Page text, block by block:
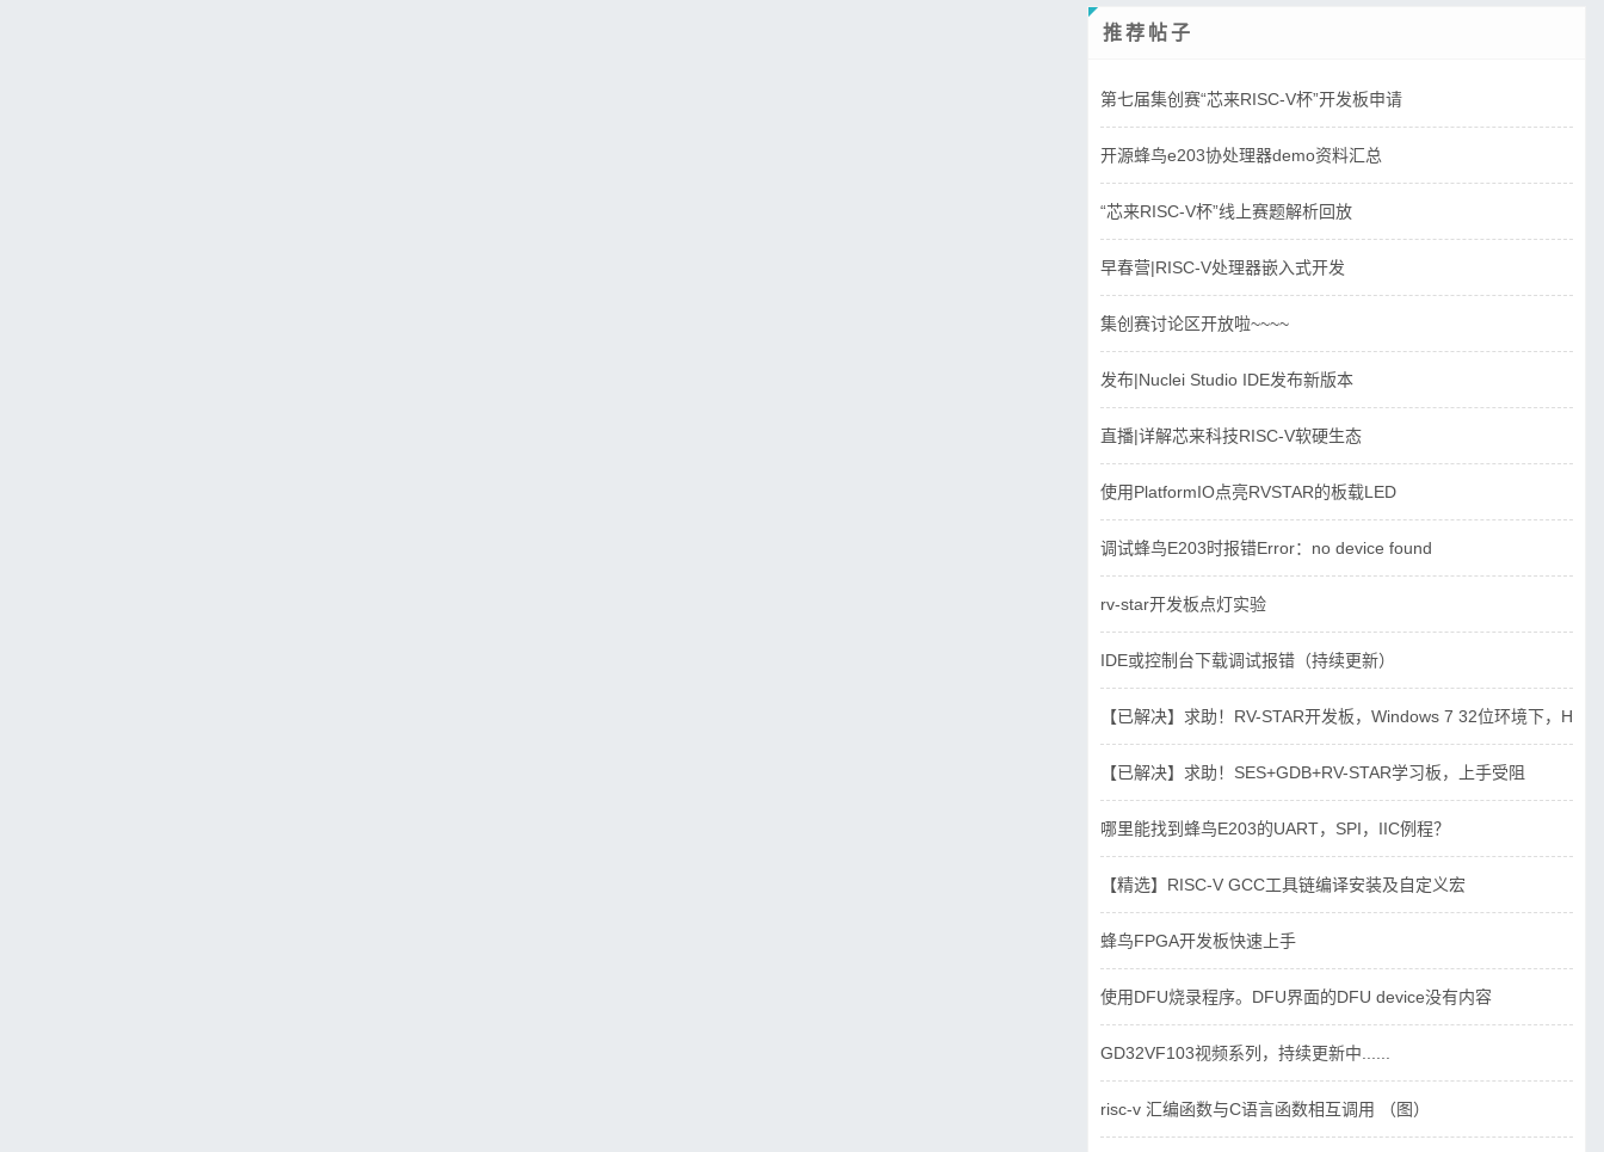
推荐帖子
第七届集创赛“芯来RISC-V杯”开发板申请
开源蜂鸟e203协处理器demo资料汇总
“芯来RISC-V杯”线上赛题解析回放
早春营|RISC-V处理器嵌入式开发
集创赛讨论区开放啦~~~~
发布|Nuclei Studio IDE发布新版本
直播|详解芯来科技RISC-V软硬生态
使用PlatformIO点亮RVSTAR的板载LED
调试蜂鸟E203时报错Error：no device found
rv-star开发板点灯实验
IDE或控制台下载调试报错（持续更新）
【已解决】求助！RV-STAR开发板，Windows 7 32位环境下，
【已解决】求助！SES+GDB+RV-STAR学习板，上手受阻
哪里能找到蜂鸟E203的UART，SPI，IIC例程？
【精选】RISC-V GCC工具链编译安装及自定义宏
蜂鸟FPGA开发板快速上手
使用DFU烧录程序。DFU界面的DFU device没有内容
GD32VF103视频系列，持续更新中......
risc-v 汇编函数与C语言函数相互调用 （图）